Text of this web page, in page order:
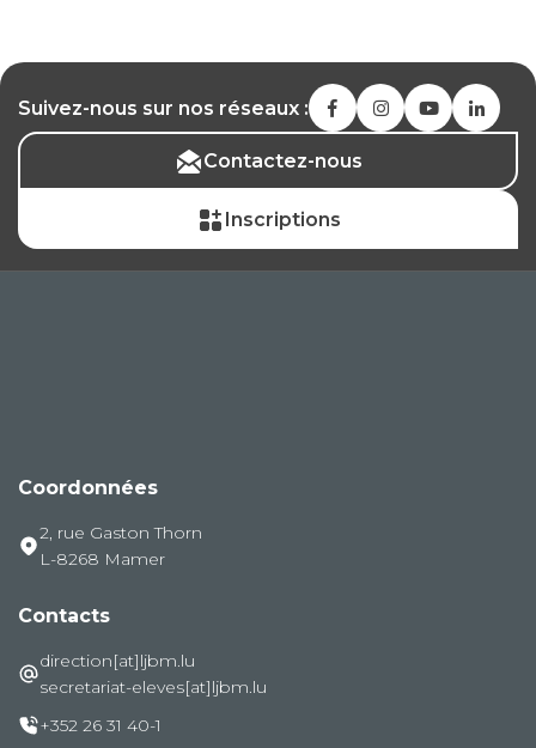
Suivez-nous sur nos réseaux :
Contactez-nous
Inscriptions
Coordonnées
2, rue Gaston Thorn
L-8268 Mamer
Contacts
direction[at]ljbm.lu
secretariat-eleves[at]ljbm.lu
+352 26 31 40-1